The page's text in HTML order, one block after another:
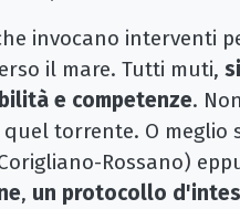
invocano interventi
il mare. Tutti muti,
e competenze.
torrente. O meglio
Rossano)
, un protocollo